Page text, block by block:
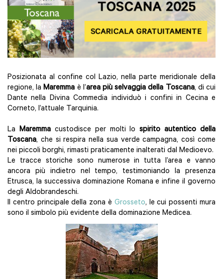
Posizionata al confine col Lazio, nella parte meridionale della
regione, laMaremma è l’area più selvaggia della Toscana, di cui
Dante nella Divina Commedia individuò i confini in Cecina e
Corneto, l’attuale Tarquinia.
La Maremmacustodisce per molti lospirito autentico della
Toscana, che si respira nella sua verde campagna, così come
nei piccoli borghi, rimasti praticamente inalterati dal Medioevo.
Le tracce storiche sono numerose in tutta l’area e vanno
ancora più indietro nel tempo, testimoniando la presenza
Etrusca, la successiva dominazione Romana e infine il governo
degli Aldobrandeschi.
Il centro principale della zona è Grosseto, le cui possenti mura
sono il simbolo più evidente della dominazione Medicea.